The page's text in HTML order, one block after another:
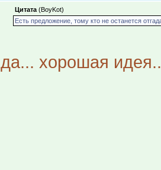
Цитата(BoyKot)
Есть предложение, тому кто не останется
да... хорошая